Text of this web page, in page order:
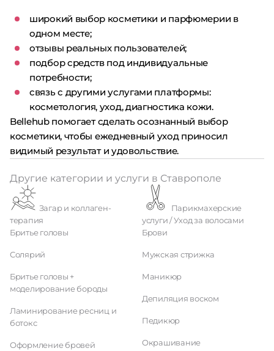
широкий выбор косметики и парфюмерии в
одном месте;
отзывы реальных пользователей;
подбор средств под индивидуальные
потребности;
связь с другими услугами платформы:
косметология, уход, диагностика кожи.
Bellehub помогает сделать осознанный выбор
косметики, чтобы ежедневный уход приносил
видимый результат и удовольствие.
Другие категории и услуги в Ставрополе
терапия
Бритье головы
Солярий
Бритье головы +
моделирование бороды
Ламинирование ресниц и
ботокс
Оформление бровей
услуги / Уход за волосами
Брови
Мужская стрижка
Маникюр
Депиляция воском
Педикюр
Окрашивание